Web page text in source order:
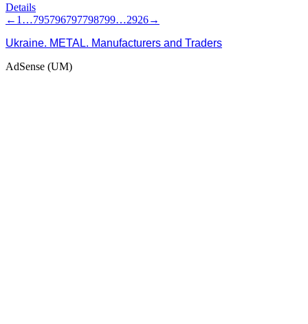
Details
← 1 …795796797798799…2926→
Ukraine. METAL. Manufacturers and Traders
AdSense (UM)